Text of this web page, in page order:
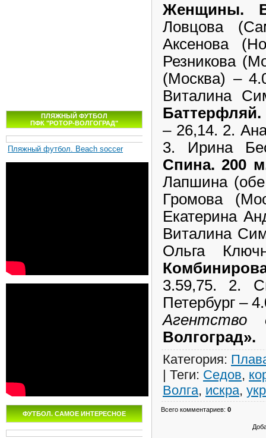
ПЛЯЖНЫЙ ФУТБОЛ
ПФК "РОТОР-ВОЛГОГРАД"
Пляжный футбол. Beach soccer
ФУТБОЛ. САМОЕ ИНТЕРЕСНОЕ
Женщины.
Ловцова
Аксенова
Резникова
(Москва) –
Виталина
Баттерфляй.
– 26,14. 2.
3. Ирина
Спина. 200
Лапшина
Громова
Екатерина
Виталина
Ольга
3.59,75. 2.
Петербург –
Агентство
Категория:
| Теги: Седов,
Волга, искра,
Всего комментариев: 0